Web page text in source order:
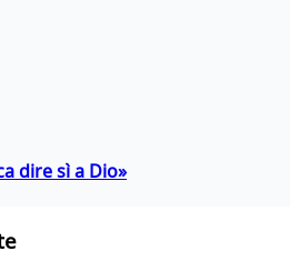
dire sì a Dio»